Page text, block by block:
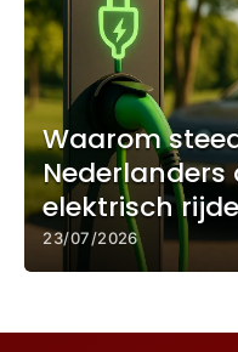
Waarom
elektrisch
23/07/2026